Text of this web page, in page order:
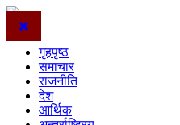
गृहपृष्ठ
समाचार
राजनीति
देश
आर्थिक